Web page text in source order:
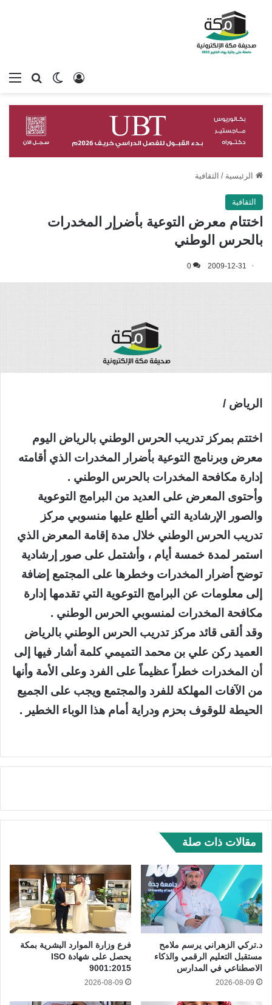
بحثالوضع
تسجيل الدخول
الرئيسية / الثقافية
الثقافية
اختتام معرض التوعية بأضرإر المخدرات
بالحرس الوطني
2009-12-31
0
الرياض /
اختتم بمركز تدريب الحرس الوطني بالرياض اليوم
معرض وبرنامج التوعية بأضرار المخدرات الذي أقامته
إدارة مكافحة المخدرات بالحرس الوطني .
وأحتوى المعرض على العديد من البرامج التوعوية
والصور الإرشادية التي أطلع عليها منسوبي مركز
تدريب الحرس الوطني خلال مدة إقامة المعرض الذي
استمر لمدة خمسة أيام ، وأشتمل على صور إرشادية
توضح أضرار المخدرات وخطرها على المجتمع إضافة
إلى معلومات عن البرامج التوعوية التي تقدمها إدارة
مكافحة المخدرات لمنسوبي الحرس الوطني .
وقد ألقى قائد مركز تدريب الحرس الوطني بالرياض
العميد ركن علي بن محمد التميمي كلمة أشار فيها إلى
أن المخدرات خطراً عظيماً على الفرد وعلى الأمة وأنها
من الآفات المهلكة للفرد والمجتمع ويجب على الجميع
الحيطة للوقوف بحزم ودراية أمام هذا الوباء الخطير .
مقالات ذات صلة
د.تركي الزهراني يرسم ملامح
مستقبل التعليم الرقمي والذكاء
الاصطناعي في المدارس
2026-08-09
فرع وزارة الموارد البشرية بمكة
يحصل على شهادة ISO
9001:2015
2026-08-09